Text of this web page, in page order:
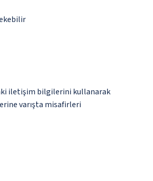
iletişim bilgilerini kullanarak
varışta misafirleri